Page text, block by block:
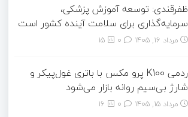
ظفرقندی: توسعه آموزش پزشکی،
سرمایه‌گذاری برای سلامت آینده کشور است
مرداد ۱۶, ۱۴۰۵ 15
ردمی K100 پرو مکس با باتری غول‌پیکر و
شارژ بی‌سیم روانه بازار می‌شود
مرداد ۱۵, ۱۴۰۵ 16